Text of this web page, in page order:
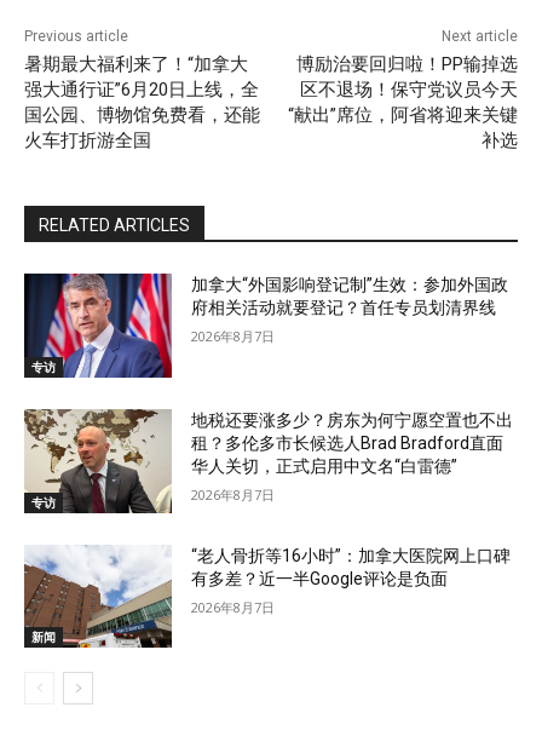
Previous article
暑期最大福利来了！“加拿大
强大通行证”6月20日上线，全
国公园、博物馆免费看，还能
火车打折游全国
Next article
博励治要回归啦！PP输掉选
区不退场！保守党议员今天
“献出”席位，阿省将迎来关键
补选
RELATED ARTICLES
专访
加拿大“外国影响登记制”生效：参加外国政
府相关活动就要登记？首任专员划清界线
2026年8月7日
专访
地税还要涨多少？房东为何宁愿空置也不出
租？多伦多市长候选人Brad Bradford直面
华人关切，正式启用中文名“白雷德”
2026年8月7日
新闻
“老人骨折等16小时”：加拿大医院网上口碑
有多差？近一半Google评论是负面
2026年8月7日